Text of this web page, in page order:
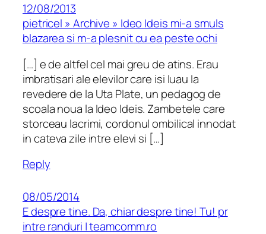
12/08/2013
pietricel » Archive » Ideo Ideis mi-a smuls
blazarea si m-a plesnit cu ea peste ochi
[…] e de altfel cel mai greu de atins. Erau
imbratisari ale elevilor care isi luau la
revedere de la Uta Plate, un pedagog de
scoala noua la Ideo Ideis. Zambetele care
storceau lacrimi, cordonul ombilical innodat
in cateva zile intre elevi si […]
Reply
08/05/2014
E despre tine. Da, chiar despre tine! Tu! pr
intre randuri | teamcomm.ro